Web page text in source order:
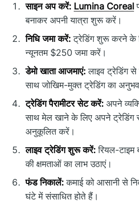
साइन अप करें: Lumina Coreal
बनाकर अपनी यात्रा शुरू करें।
निधि जमा करें:ट्रेडिंग शुरू करने के
न्यूनतम $250 जमा करें।
डेमो खाता आजमाएं:लाइव ट्रेडिंग
साथ जोखिम-मुक्त ट्रेडिंग का
ट्रेडिंग पैरामीटर सेट करें: अपने
साथ मेल खाने के लिए अपने ट्रेडिंग
अनुकूलित करें।
लाइव ट्रेडिंग शुरू करें:रियल-टाइम
की क्षमताओं का लाभ उठाएं।
फंड निकालें:कमाई को आसानी से
घंटे में संसाधित होते हैं।